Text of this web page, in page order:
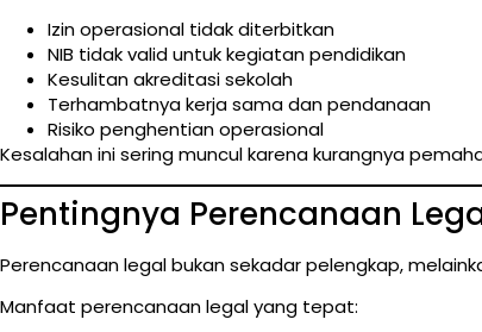
Izin operasional tidak diterbitkan
NIB tidak valid untuk kegiatan pendidikan
Kesulitan akreditasi sekolah
Terhambatnya kerja sama dan pendanaan
Risiko penghentian operasional
Kesalahan ini sering muncul karena kurangnya
Pentingnya Perencanaan
Perencanaan legal bukan sekadar pelengkap,
Manfaat perencanaan legal yang tepat: